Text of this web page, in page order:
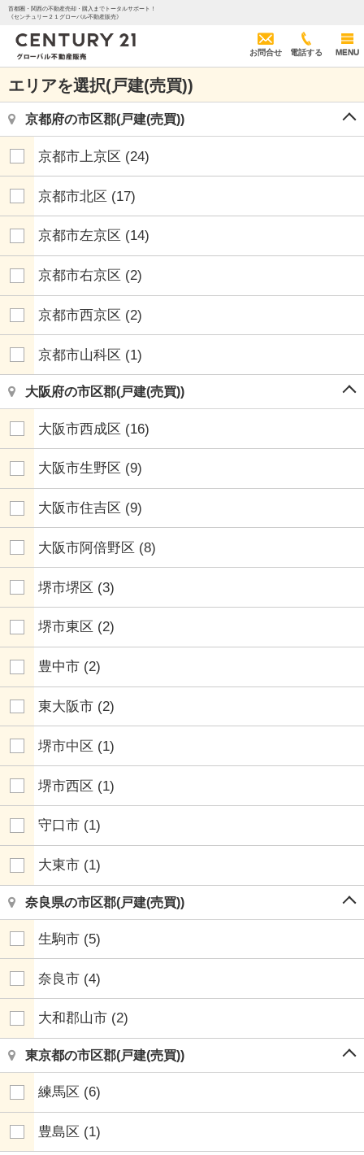
首都圏・関西の不動産売却・購入までトータルサポート！
《センチュリー２１グローバル不動産販売》
お問合せ 電話する MENU
エリアを選択(戸建(売買))
京都府の市区郡(戸建(売買))
京都市上京区 (24)
京都市北区 (17)
京都市左京区 (14)
京都市右京区 (2)
京都市西京区 (2)
京都市山科区 (1)
大阪府の市区郡(戸建(売買))
大阪市西成区 (16)
大阪市生野区 (9)
大阪市住吉区 (9)
大阪市阿倍野区 (8)
堺市堺区 (3)
堺市東区 (2)
豊中市 (2)
東大阪市 (2)
堺市中区 (1)
堺市西区 (1)
守口市 (1)
大東市 (1)
奈良県の市区郡(戸建(売買))
生駒市 (5)
奈良市 (4)
大和郡山市 (2)
東京都の市区郡(戸建(売買))
練馬区 (6)
豊島区 (1)